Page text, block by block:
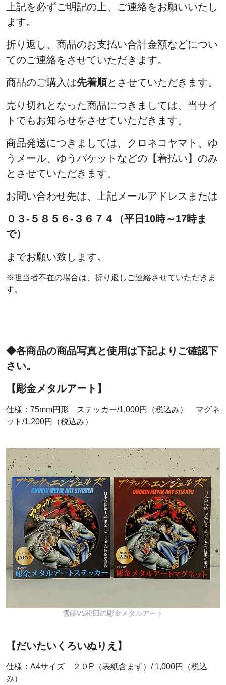
上記を必ずご明記の上、ご連絡をお願いいたし
ます。
折り返し、商品のお支払い合計金額などについ
てのご連絡をさせていただきます。
商品のご購入は先着順とさせていただきます。
売り切れとなった商品につきましては、当サイ
トでもお知らせをさせていただきます。
商品発送につきましては、クロネコヤマト、ゆ
うメール、ゆうパケットなどの【着払い】のみ
とさせていただきます。
お問い合わせ先は、上記メールアドレスまたは
０３-５８５６-３６７４（平日10時～17時ま
で）
までお願い致します。
※担当者不在の場合は、折り返しご連絡させていただきま
す。
◆各商品の商品写真と使用は下記よりご確認下
さい。
【彫金メタルアート】
仕様：75mm円形 ステッカー/1,000円（税込み） マグネ
ット/1,200円（税込み）
雪藤VS松田の彫金メタルアート
【だいたいくろいぬりえ】
仕様：A4サイズ ２０P（表紙含まず）/ 1,000円（税込
み）